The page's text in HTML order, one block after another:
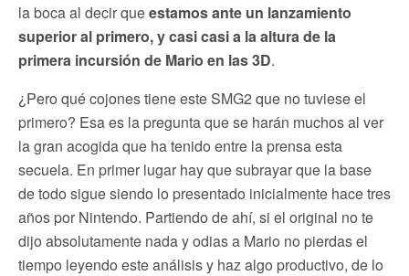
la boca al decir queestamos ante un lanzamiento
superior al primero, y casi casi a la altura de la
primera incursión de Mario en las 3D.
¿Pero qué cojones tiene este SMG2 que no tuviese el
primero? Esa es la pregunta que se harán muchos al ver
la gran acogida que ha tenido entre la prensa esta
secuela. En primer lugar hay que subrayar que la base
de todo sigue siendo lo presentado inicialmente hace tres
años por Nintendo. Partiendo de ahí, si el original no te
dijo absolutamente nada y odias a Mario no pierdas el
tiempo leyendo este análisis y haz algo productivo, de lo